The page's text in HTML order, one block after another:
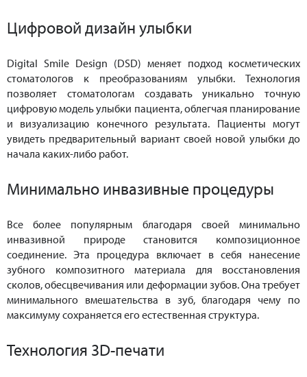
Цифровой дизайн улыбки
Digital Smile Design (DSD) меняет подход косметических
стоматологов к преобразованиям улыбки. Технология
позволяет стоматологам создавать уникально точную
цифровую модель улыбки пациента, облегчая планирование
и визуализацию конечного результата. Пациенты могут
увидеть предварительный вариант своей новой улыбки до
начала каких-либо работ.
Минимально инвазивные процедуры
Все более популярным благодаря своей минимально
инвазивной природе становится композиционное
соединение. Эта процедура включает в себя нанесение
зубного композитного материала для восстановления
сколов, обесцвечивания или деформации зубов. Она требует
минимального вмешательства в зуб, благодаря чему по
максимуму сохраняется его естественная структура.
Технология 3D-печати